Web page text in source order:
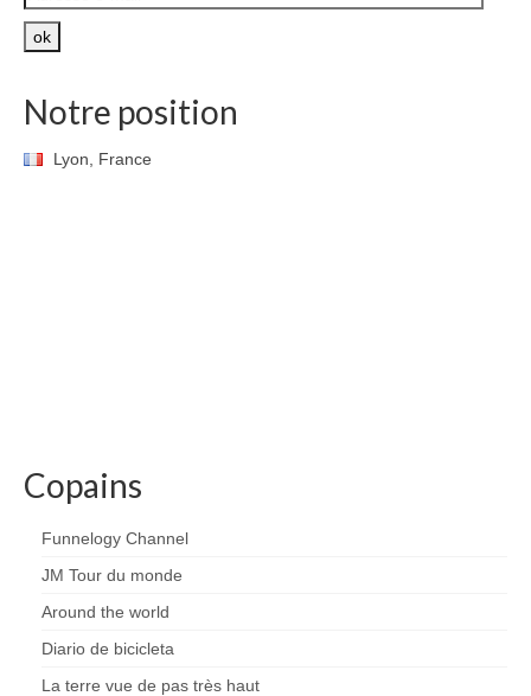
e-
mail
ok
Notre position
Lyon, France
Copains
Funnelogy Channel
JM Tour du monde
Around the world
Diario de bicicleta
La terre vue de pas très haut